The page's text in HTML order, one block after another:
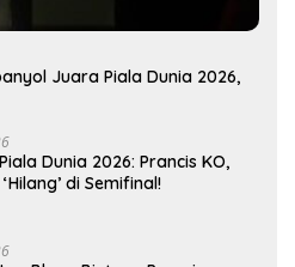
Juara Piala Dunia 2026,
Dunia 2026: Prancis KO,
di Semifinal!